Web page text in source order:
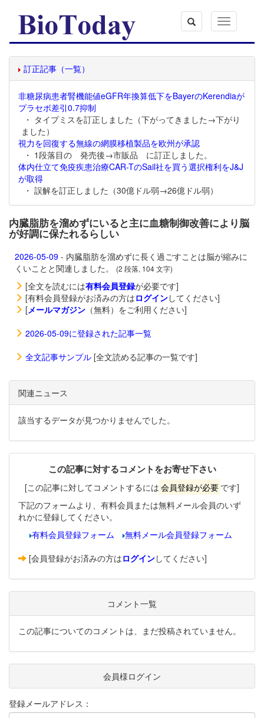
Toggle
navigation
訂正記事（一覧）
非糖尿病患者腎機能値eGFR年換算低下をBayerのKerendiaが
プラセボ差引0.7抑制
・ タイプミスを訂正しました（下がってきました→下がり
ました）
視力を回復する無線の網膜移植製品を欧州が承認
・ 1段落目の 発売後→市販品 に訂正しました。
体内仕立て免疫疾患治療CAR-TのSail社を買う選択権利をJ&J
が取得
・ 誤解を訂正しました（30億ドル弱→26億ドル弱）
内臓脂肪を溜めずにいると主に血糖制御改善により脳
が好調に保たれるらしい
2026-05-09 - 内臓脂肪を溜めずに長く過ごすことは脳が縮みに
くいことと関連しました。
(2 段落, 104 文字)
[全文を読むには有料会員登録が必要です]
[有料会員登録がお済みの方はログインしてください]
[メールマガジン （無料）をご利用ください]
2026-05-09に登録された記事一覧
全文記事サンプル [全文読める記事の一覧です]
関連ニュース
該当するデータが見つかりませんでした。
この記事に対するコメントをお寄せ下さい
[この記事に対してコメントするには 会員登録が必要 です]
下記のフォームより、有料会員または無料メール会員のいず
れかに登録してください。
有料会員登録フォーム
無料メール会員登録フォーム
[会員登録がお済みの方はログインしてください]
コメント一覧
この記事についてのコメントは、まだ投稿されていません。
会員様ログイン
登録メールアドレス：